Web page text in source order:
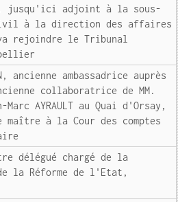
jusqu'ici adjoint à la sous-
à la direction des affaires
rejoindre le Tribunal
ancienne ambassadrice auprès
collaboratrice de MM.
AYRAULT au Quai d'Orsay,
maître à la Cour des comptes
délégué chargé de la
la Réforme de l'Etat,